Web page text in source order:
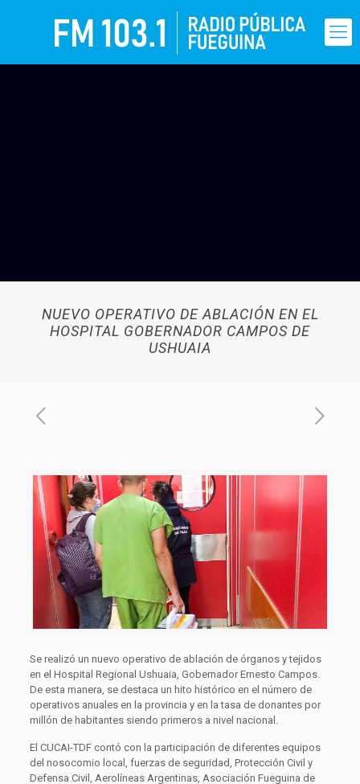
NUEVO OPERATIVO DE ABLACIÓN EN EL
HOSPITAL GOBERNADOR CAMPOS DE
USHUAIA
Se realizó un nuevo operativo de ablación de órganos y tejidos
en el Hospital Regional Ushuaia, Gobernador Ernesto Campos.
De esta manera, se destaca un hito histórico en el número de
operativos anuales en la provincia y en la tasa de donantes por
millón de habitantes siendo primeros a nivel nacional.
El CUCAI-TDF contó con la participación de diferentes equipos
del nosocomio local, fuerzas de seguridad, Protección Civil y
Defensa Civil, Aerolíneas Argentinas, Asociación Fueguina de